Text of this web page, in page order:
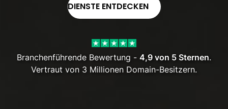
DIENSTE ENTDECKEN
Branchenführende Bewertung - 4,9 von 5 Sternen.
Vertraut von 3 Millionen Domain-Besitzern.